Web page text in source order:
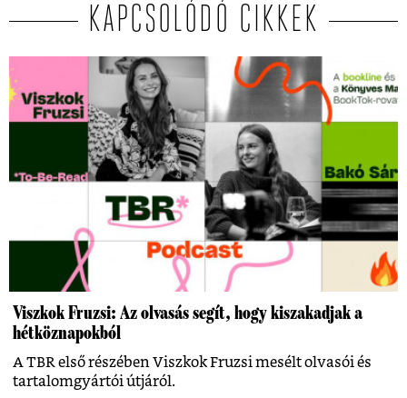
KAPCSOLÓDÓ CIKKEK
Viszkok Fruzsi: Az olvasás segít, hogy kiszakadjak a
hétköznapokból
A TBR első részében Viszkok Fruzsi mesélt olvasói és
tartalomgyártói útjáról.